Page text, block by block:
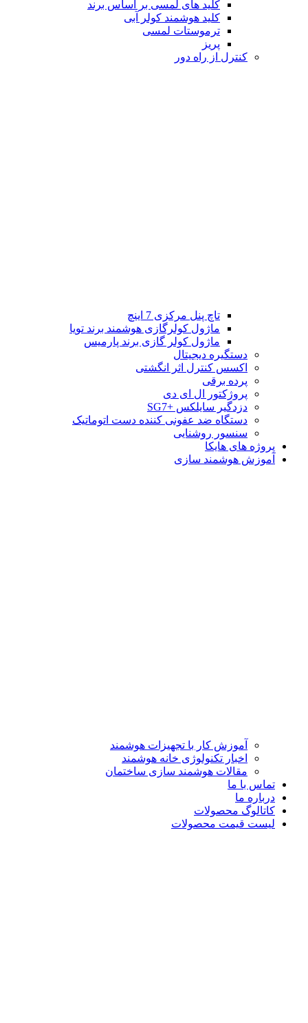
کلید های لمسی بر اساس برند
کلید هوشمند کولر آبی
ترموستات لمسی
پریز
کنترل از راه دور
تاچ پنل مرکزی 7 اینچ
ماژول کولرگازی هوشمند برند تویا
ماژول کولر گازی برند پارمیس
دستگیره دیجیتال
اکسس کنترل اثر انگشتی
پرده برقی
پروژکتور ال ای دی
دزدگیر سایلکس +SG7
دستگاه ضد عفونی کننده دست اتوماتیک
سنسور روشنایی
پروژه های هایکا
آموزش هوشمند سازی
آموزش کار با تجهیزات هوشمند
اخبار تکنولوژی خانه هوشمند
مقالات هوشمند سازی ساختمان
تماس با ما
درباره ما
کاتالوگ محصولات
لیست قیمت محصولات